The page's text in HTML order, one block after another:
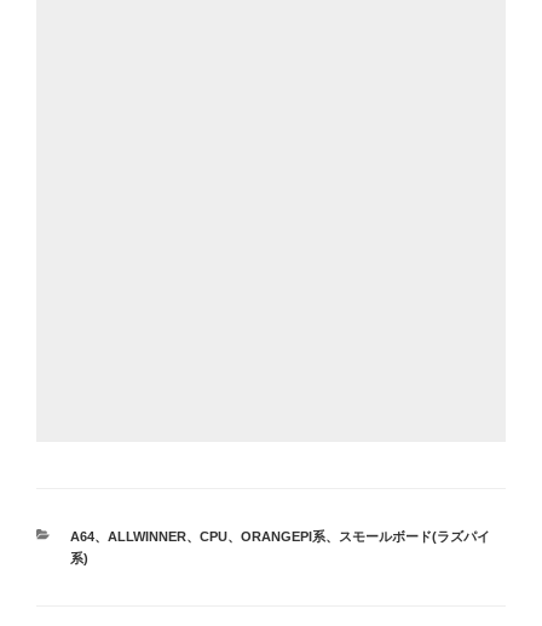
カ
テ
A64、 ALLWINNER、 CPU、 ORANGEPI系、
スモールボード(ラズパイ
系)